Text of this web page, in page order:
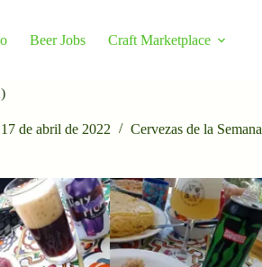
Beer Jobs Craft Marketplace
17 de abril de 2022 Cervezas de la Semana